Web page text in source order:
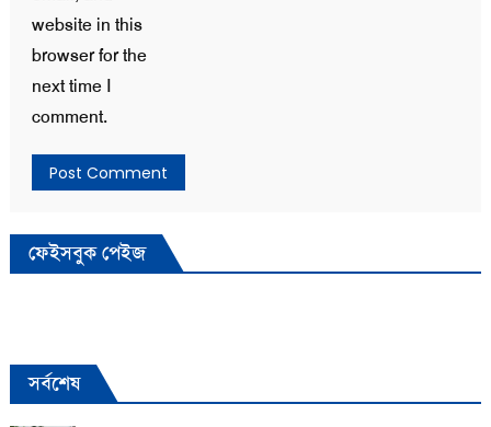
website in this
browser for the
next time I
comment.
ফেইসবুক পেইজ
সর্বশেষ